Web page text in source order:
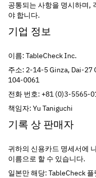
공통되는 사항을 명시하며,
야 합니다.
기업 정보
이름: TableCheck Inc.
주소: 2-14-5 Ginza, Dai-27
104-0061
전화 번호: +81 (0)3-5565-
책임자: Yu Taniguchi
기록 상 판매자
귀하의 신용카드 명세서에
이름으로 할 수 있습니다.
일본만 해당: TableCheck